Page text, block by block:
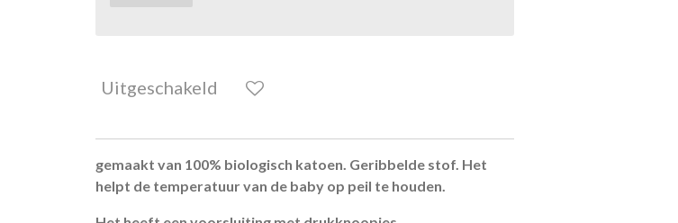
Uitgeschakeld
gemaakt van 100% biologisch katoen. Geribbelde stof. Het
helpt de temperatuur van de baby op peil te houden.